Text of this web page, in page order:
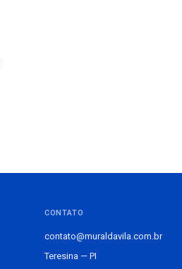
CONTATO
contato@muraldavila.com.br
Teresina — PI